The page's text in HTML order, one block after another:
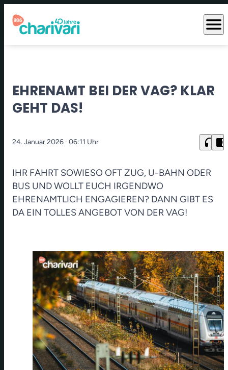
menu
EHRENAMT BEI DER VAG? KLAR
GEHT DAS!
24. Januar 2026 · 06:11 Uhr headphones chrome_reader_mode
IHR FAHRT SOWIESO OFT ZUG, U-BAHN ODER
BUS UND WOLLT EUCH IRGENDWO
EHRENAMTLICH ENGAGIEREN? DANN GIBT ES
DA EIN TOLLES ANGEBOT VON DER VAG!